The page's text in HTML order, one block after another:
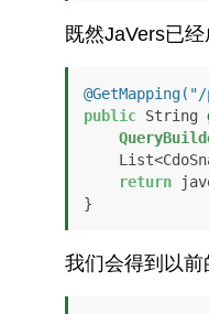
既然JaVers已
public String
return
}
我们会得到以前